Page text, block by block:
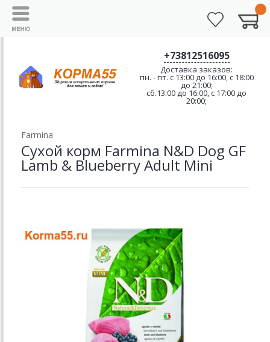
+73812516095
Доставка заказов:
пн. - пт. с 13:00 до 16:00, с 18:00
до 21:00;
сб.13:00 до 16:00, с 17:00 до
20:00;
Farmina
Сухой корм Farmina N&D Dog GF
Lamb & Blueberry Adult Mini